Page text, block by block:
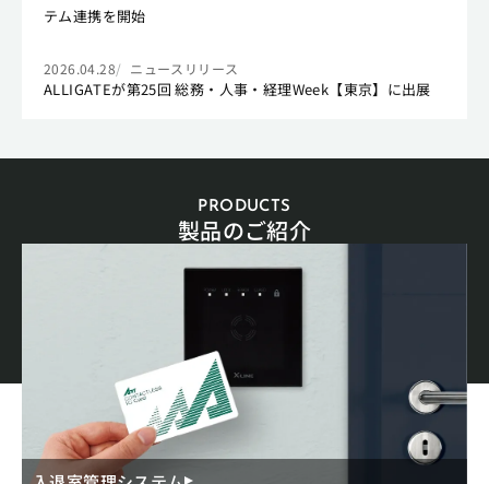
テム連携を開始
2026.04.28 ニュースリリース
ALLIGATEが第25回 総務・人事・経理Week【東京】に出展
PRODUCTS
製品のご紹介